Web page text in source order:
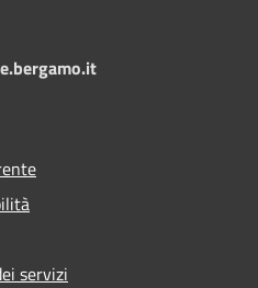
servizi